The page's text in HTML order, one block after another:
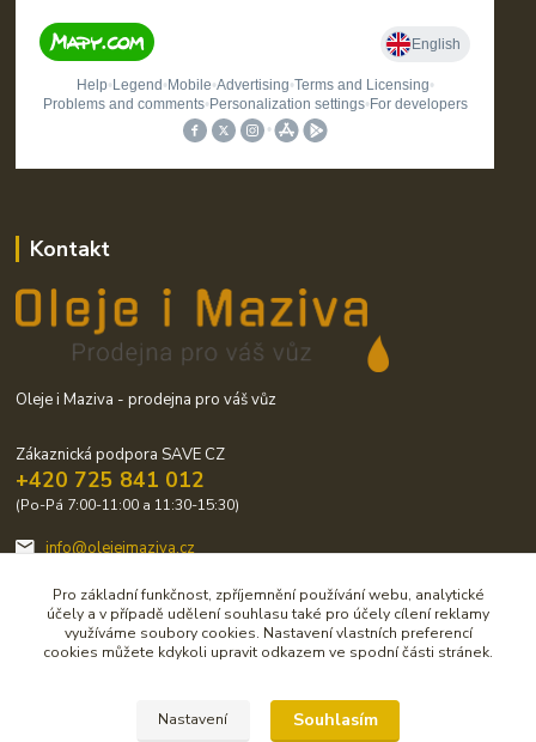
Kontakt
Oleje i Maziva - prodejna pro váš vůz
Zákaznická podpora SAVE CZ
+420 725 841 012
(Po-Pá 7:00-11:00 a 11:30-15:30)
info@olejeimaziva.cz
Upravit sběr cookies.
Pro základní funkčnost, zpříjemnění používání webu, analytické
účely a v případě udělení souhlasu také pro účely cílení reklamy
využíváme soubory cookies. Nastavení vlastních preferencí
cookies můžete kdykoli upravit odkazem ve spodní části stránek.
Nastavení Souhlasím